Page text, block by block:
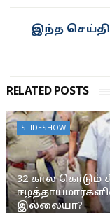
இந்த
RELATED POSTS
SLIDESHOW
32 கால கொடும்
இல்லையா?